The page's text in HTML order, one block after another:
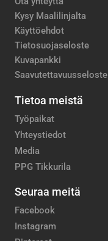
Kysy Maalilinjalta
Käyttöehdot
Tietosuojaseloste
Kuvapankki
Saavutettavuusseloste
Tietoa meistä
Työpaikat
Yhteystiedot
Media
PPG Tikkurila
Seuraa meitä
Facebook
Instagram